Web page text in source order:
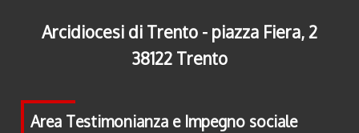
Arcidiocesi di Trento - piazza Fiera, 2
38122 Trento
Area Testimonianza e Impegno sociale